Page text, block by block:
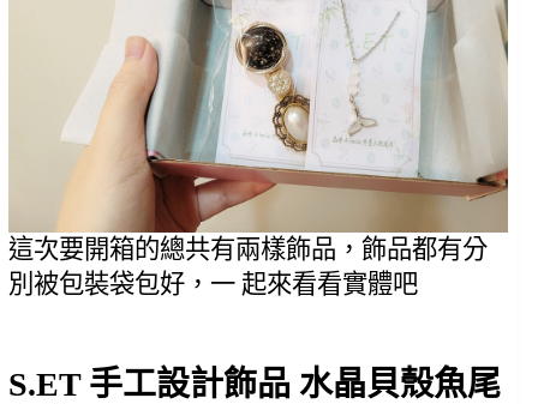
這次要開箱的總共有兩樣飾品，飾品都有分
別被包裝袋包好，一 起來看看實體吧
S.ET 手工設計飾品 水晶貝殼魚尾